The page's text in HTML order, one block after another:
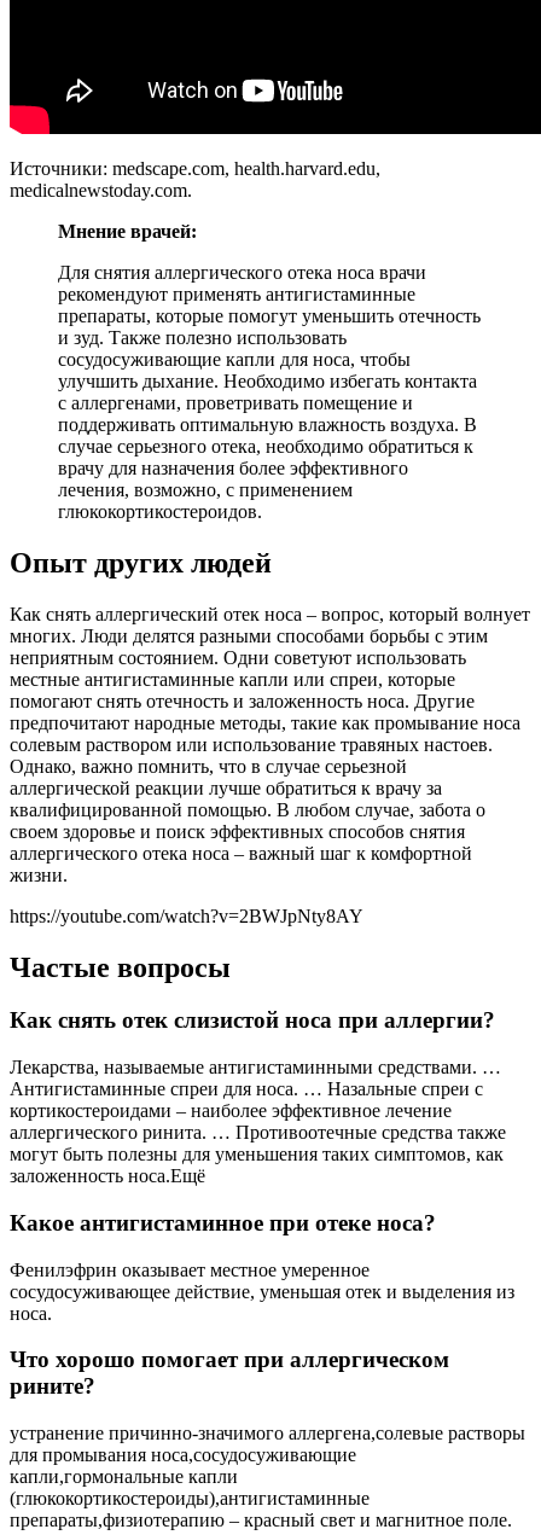
Источники: medscape.com, health.harvard.edu,
medicalnewstoday.com.
Мнение врачей:
Для снятия аллергического отека носа врачи
рекомендуют применять антигистаминные
препараты, которые помогут уменьшить отечность
и зуд. Также полезно использовать
сосудосуживающие капли для носа, чтобы
улучшить дыхание. Необходимо избегать контакта
с аллергенами, проветривать помещение и
поддерживать оптимальную влажность воздуха. В
случае серьезного отека, необходимо обратиться к
врачу для назначения более эффективного
лечения, возможно, с применением
глюкокортикостероидов.
Опыт других людей
Как снять аллергический отек носа – вопрос, который волнует
многих. Люди делятся разными способами борьбы с этим
неприятным состоянием. Одни советуют использовать
местные антигистаминные капли или спреи, которые
помогают снять отечность и заложенность носа. Другие
предпочитают народные методы, такие как промывание носа
солевым раствором или использование травяных настоев.
Однако, важно помнить, что в случае серьезной
аллергической реакции лучше обратиться к врачу за
квалифицированной помощью. В любом случае, забота о
своем здоровье и поиск эффективных способов снятия
аллергического отека носа – важный шаг к комфортной
жизни.
https://youtube.com/watch?v=2BWJpNty8AY
Частые вопросы
Как снять отек слизистой носа при аллергии?
Лекарства, называемые антигистаминными средствами. …
Антигистаминные спреи для носа. … Назальные спреи с
кортикостероидами – наиболее эффективное лечение
аллергического ринита. … Противоотечные средства также
могут быть полезны для уменьшения таких симптомов, как
заложенность носа.Ещё
Какое антигистаминное при отеке носа?
Фенилэфрин оказывает местное умеренное
сосудосуживающее действие, уменьшая отек и выделения из
носа.
Что хорошо помогает при аллергическом
рините?
устранение причинно-значимого аллергена,солевые растворы
для промывания носа,сосудосуживающие
капли,гормональные капли
(глюкокортикостероиды),антигистаминные
препараты,физиотерапию – красный свет и магнитное поле.